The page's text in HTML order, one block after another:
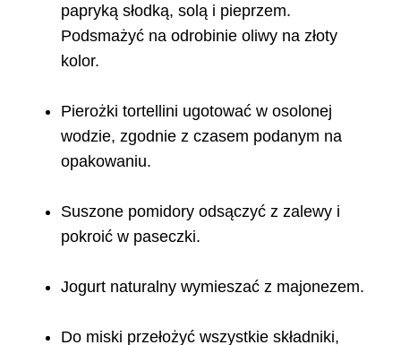
papryką słodką, solą i pieprzem.
Podsmażyć na odrobinie oliwy na złoty
kolor.
Pierożki tortellini ugotować w osolonej
wodzie, zgodnie z czasem podanym na
opakowaniu.
Suszone pomidory odsączyć z zalewy i
pokroić w paseczki.
Jogurt naturalny wymieszać z majonezem.
Do miski przełożyć wszystkie składniki,